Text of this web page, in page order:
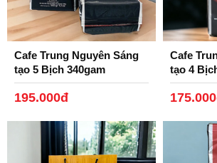
Cafe Trung Nguyên Sáng
tạo 5 Bịch 340gam
195.000đ
Cafe
tạo 4